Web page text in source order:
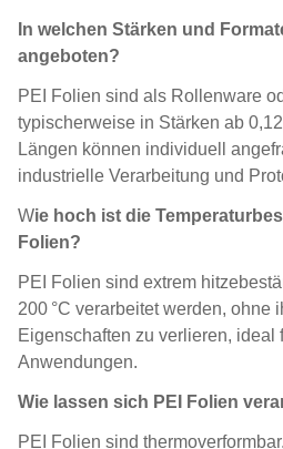
In welchen Stärken und
angeboten?
PEI Folien sind als Rollenware
typischerweise in Stärken ab
Längen können individuell
industrielle Verarbeitung und
Wie hoch ist die
Folien?
PEI Folien sind extrem
200 °C verarbeitet werden, ohne
Eigenschaften zu verlieren, ideal
Anwendungen.
Wie lassen sich PEI Folien
PEI Folien sind